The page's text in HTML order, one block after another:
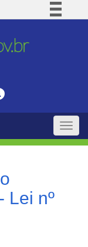
BR
Toggle
Lei nº